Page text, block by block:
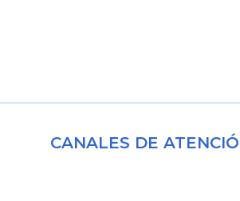
CANALES DE